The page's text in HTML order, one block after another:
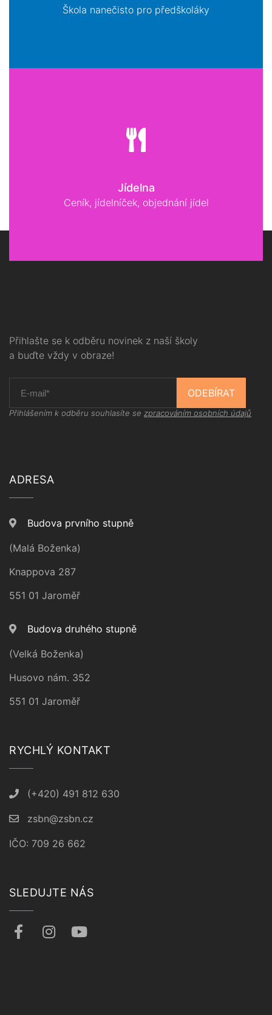
Škola nanečisto pro předškoláky
Jídelna
Ceník, jídelníček, objednání jídel
Přihlašte se k odběru novinek z naší školy
a buďte vždy v obraze!
ODEBÍRAT
Přihlášením k odběru souhlasíte se zpracováním osobních údajů
ADRESA
Budova prvního stupně
(Malá Boženka)
Knappova 287
551 01 Jaroměř
Budova druhého stupně
(Velká Boženka)
Husovo nám. 352
551 01 Jaroměř
RYCHLÝ KONTAKT
(+420) 491 812 630
zsbn@zsbn.cz
IČO: 709 26 662
SLEDUJTE NÁS